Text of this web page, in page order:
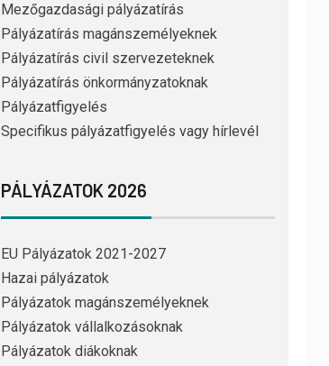
Mezőgazdasági pályázatírás
Pályázatírás magánszemélyeknek
Pályázatírás civil szervezeteknek
Pályázatírás önkormányzatoknak
Pályázatfigyelés
Specifikus pályázatfigyelés vagy hírlevél
PÁLYÁZATOK 2026
EU Pályázatok 2021-2027
Hazai pályázatok
Pályázatok magánszemélyeknek
Pályázatok vállalkozásoknak
Pályázatok diákoknak